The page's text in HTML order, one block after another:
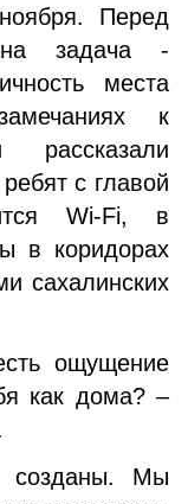
Перед
задача -
места
к
с главой
Wi-Fi, в
в коридорах
сахалинских
ощущение
как дома? –
созданы. Мы